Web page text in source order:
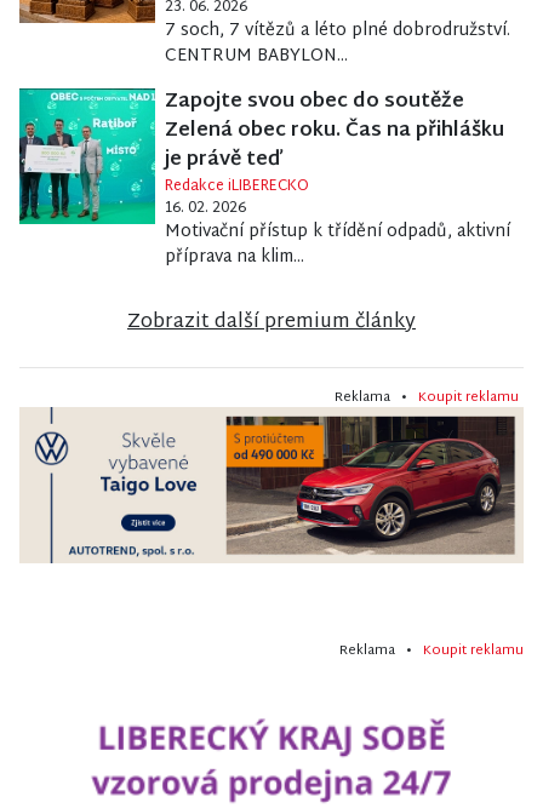
23. 06. 2026
7 soch, 7 vítězů a léto plné dobrodružství.
CENTRUM BABYLON...
Zapojte svou obec do soutěže
Zelená obec roku. Čas na přihlášku
je právě teď
Redakce iLIBERECKO
16. 02. 2026
Motivační přístup k třídění odpadů, aktivní
příprava na klim...
Zobrazit další premium články
Reklama • Koupit reklamu
Reklama • Koupit reklamu